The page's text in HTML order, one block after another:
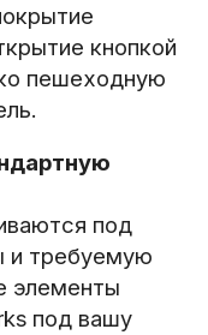
кнопкой
пешеходную
под
и требуемую
элементы
под вашу